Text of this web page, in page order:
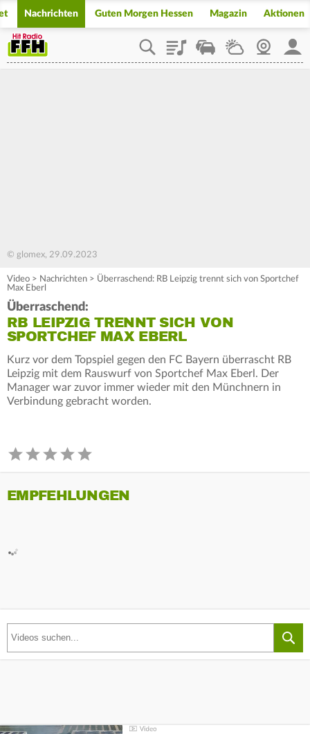
Nachrichten Guten Morgen Hessen Magazin Aktionen
PlaylistStaupilotWetterWebcam
© glomex, 29.09.2023
Video > Nachrichten > Überraschend: RB Leipzig trennt sich von Sportchef
Max Eberl
Überraschend:
RB LEIPZIG TRENNT SICH VON
SPORTCHEF MAX EBERL
Kurz vor dem Topspiel gegen den FC Bayern überrascht RB
Leipzig mit dem Rauswurf von Sportchef Max Eberl. Der
Manager war zuvor immer wieder mit den Münchnern in
Verbindung gebracht worden.
EMPFEHLUNGEN